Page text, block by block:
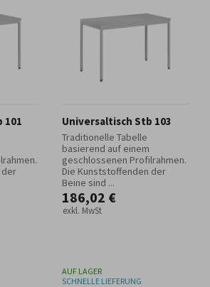
101
der
Universaltisch Stb 103
Traditionelle Tabelle
basierend auf einem
geschlossenen Profilrahmen.
Die Kunststoffenden der
Beine sind ...
186,02 €
exkl. MwSt
AUF LAGER
SCHNELLE LIEFERUNG